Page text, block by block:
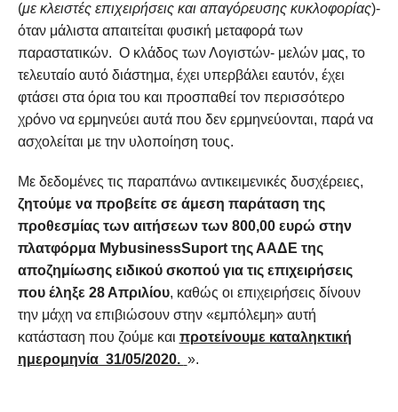
(με κλειστές επιχειρήσεις και απαγόρευσης κυκλοφορίας)-
όταν μάλιστα απαιτείται φυσική μεταφορά των
παραστατικών. Ο κλάδος των Λογιστών- μελών μας, το
τελευταίο αυτό διάστημα, έχει υπερβάλει εαυτόν, έχει
φτάσει στα όρια του και προσπαθεί τον περισσότερο
χρόνο να ερμηνεύει αυτά που δεν ερμηνεύονται, παρά να
ασχολείται με την υλοποίηση τους.
Με δεδομένες τις παραπάνω αντικειμενικές δυσχέρειες,
ζητούμε να προβείτε σε άμεση παράταση της
προθεσμίας των αιτήσεων των 800,00 ευρώ στην
πλατφόρμα ΜybusinessSuportτης ΑΑΔΕ της
αποζημίωσης ειδικού σκοπού για τις επιχειρήσεις
που έληξε 28 Απριλίου, καθώς οι επιχειρήσεις δίνουν
την μάχη να επιβιώσουν στην «εμπόλεμη» αυτή
κατάσταση που ζούμε και προτείνουμε καταληκτική
ημερομηνία 31/05/2020. ».